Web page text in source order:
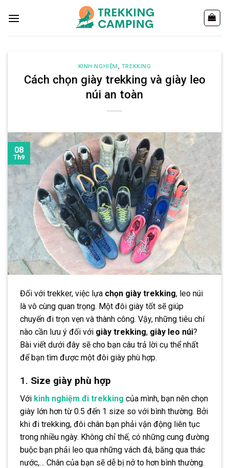
đến
KINH NGHIỆM, TREKKING
Cách chọn giày trekking và giày leo
núi an toàn
08
Th9
Đối với trekker, việc lựa chọn giày trekking, leo núi
là vô cùng quan trọng. Một đôi giày tốt sẽ giúp
chuyến đi trọn vẹn và thành công. Vậy, những tiêu chí
nào cần lưu ý đối với giày trekking, giày leo núi?
Bài viết dưới đây sẽ cho bạn câu trả lời cụ thể nhất
để bạn tìm được một đôi giày phù hợp.
1. Size giày phù hợp
Với kinh nghiệm đi trekking của mình, bạn nên chọn
giày lớn hơn từ 0.5 đến 1 size so với bình thường. Bởi
khi đi trekking, đôi chân bạn phải vận động liên tục
trong nhiều ngày. Không chỉ thế, có những cung đường
buộc bạn phải leo qua những vách đá, băng qua thác
nước,… Chân của bạn sẽ dễ bị nở to hơn bình thường.